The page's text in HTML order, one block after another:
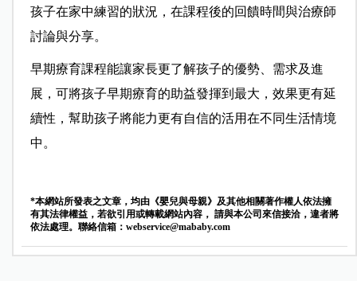
孩子在家中練習的狀況，在課程後的回饋時間與治療師
討論與分享。
早期療育課程能讓家長更了解孩子的優勢、需求及進
展，可將孩子早期療育的助益發揮到最大，效果更有延
續性，幫助孩子將能力更有自信的活用在不同生活情境
中。
*本網站所發表之文章，均由《嬰兒與母親》及其他相關著作權人依法擁
有其法律權益，若欲引用或轉載網站內容， 請與本公司來信接洽，違者將
依法處理。聯絡信箱： webservice@mababy.com